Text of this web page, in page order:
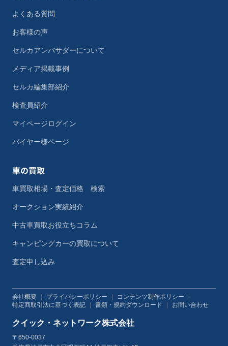
よくある質問
お客様の声
セルカアンバサダーについて
メディア掲載事例
セルカ編集部紹介
検査員紹介
マイページログイン
バイヤー様ページ
車の買取
車買取相場・査定価格 検索
オークション実績紹介
中古車買取お役立ちコラム
キャンピングカーの買取について
査定申し込み
会社概要 プライバシーポリシー コンテンツ制作ポリシー
特定商取引法に基づく表記
書類・規約ダウンロード お問い合わせ
クイック・ネットワーク株式会社
〒650-0037